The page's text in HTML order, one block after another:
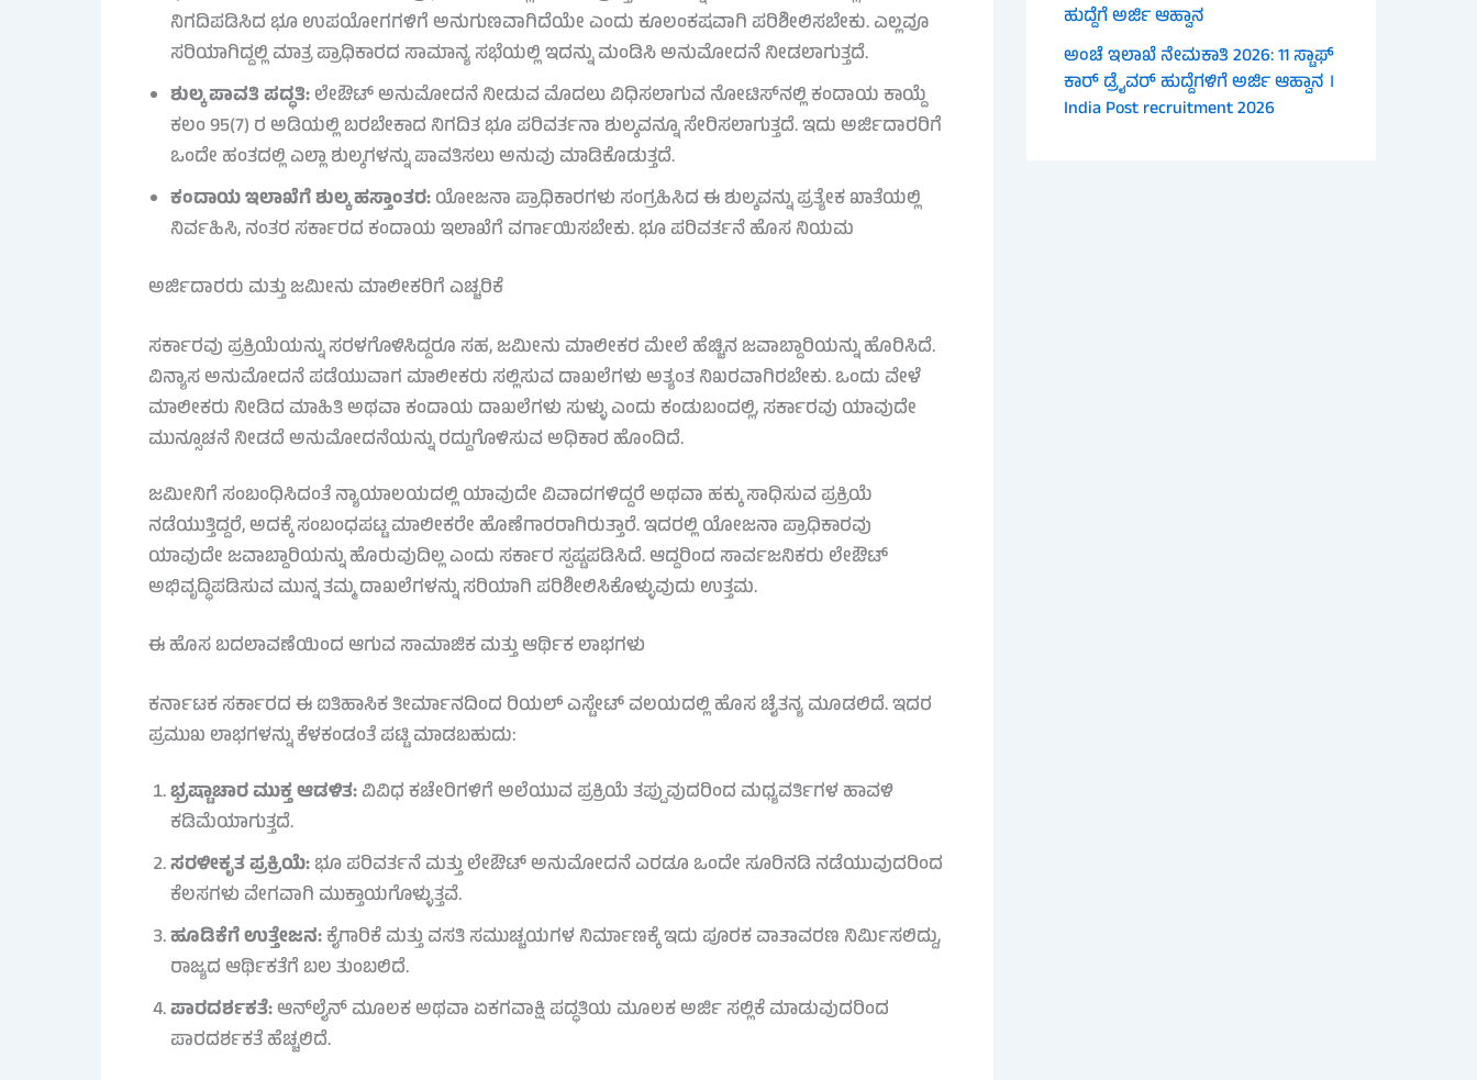
ನಿಗದಿಪಡಿಸಿದ ಭೂ ಉಪಯೋಗಗಳಿಗೆ ಅನುಗುಣವಾಗಿದೆಯೇ ಎಂದು ಕೂಲಂಕಷವಾಗಿ ಪರಿಶೀಲಿಸಬೇಕು. ಎಲ್ಲವೂ
ಸರಿಯಾಗಿದ್ದಲ್ಲಿ ಮಾತ್ರ ಪ್ರಾಧಿಕಾರದ ಸಾಮಾನ್ಯ ಸಭೆಯಲ್ಲಿ ಇದನ್ನು ಮಂಡಿಸಿ ಅನುಮೋದನೆ ನೀಡಲಾಗುತ್ತದೆ.
ಶುಲ್ಕ ಪಾವತಿ ಪದ್ಧತಿ:ಲೇಔಟ್ ಅನುಮೋದನೆ ನೀಡುವ ಮೊದಲು ವಿಧಿಸಲಾಗುವ ನೋಟಿಸ್‌ನಲ್ಲಿ ಕಂದಾಯ ಕಾಯ್ದೆ
ಕಲಂ 95(7) ರ ಅಡಿಯಲ್ಲಿ ಬರಬೇಕಾದ ನಿಗದಿತ ಭೂ ಪರಿವರ್ತನಾ ಶುಲ್ಕವನ್ನೂ ಸೇರಿಸಲಾಗುತ್ತದೆ. ಇದು ಅರ್ಜಿದಾರರಿಗೆ
ಒಂದೇ ಹಂತದಲ್ಲಿ ಎಲ್ಲಾ ಶುಲ್ಕಗಳನ್ನು ಪಾವತಿಸಲು ಅನುವು ಮಾಡಿಕೊಡುತ್ತದೆ.
ಕಂದಾಯ ಇಲಾಖೆಗೆ ಶುಲ್ಕ ಹಸ್ತಾಂತರ:ಯೋಜನಾ ಪ್ರಾಧಿಕಾರಗಳು ಸಂಗ್ರಹಿಸಿದ ಈ ಶುಲ್ಕವನ್ನು ಪ್ರತ್ಯೇಕ ಖಾತೆಯಲ್ಲಿ
ನಿರ್ವಹಿಸಿ, ನಂತರ ಸರ್ಕಾರದ ಕಂದಾಯ ಇಲಾಖೆಗೆ ವರ್ಗಾಯಿಸಬೇಕು. ಭೂ ಪರಿವರ್ತನೆ ಹೊಸ ನಿಯಮ
ಅರ್ಜಿದಾರರು ಮತ್ತು ಜಮೀನು ಮಾಲೀಕರಿಗೆ ಎಚ್ಚರಿಕೆ
ಸರ್ಕಾರವು ಪ್ರಕ್ರಿಯೆಯನ್ನು ಸರಳಗೊಳಿಸಿದ್ದರೂ ಸಹ, ಜಮೀನು ಮಾಲೀಕರ ಮೇಲೆ ಹೆಚ್ಚಿನ ಜವಾಬ್ದಾರಿಯನ್ನು ಹೊರಿಸಿದೆ.
ವಿನ್ಯಾಸ ಅನುಮೋದನೆ ಪಡೆಯುವಾಗ ಮಾಲೀಕರು ಸಲ್ಲಿಸುವ ದಾಖಲೆಗಳು ಅತ್ಯಂತ ನಿಖರವಾಗಿರಬೇಕು. ಒಂದು ವೇಳೆ
ಮಾಲೀಕರು ನೀಡಿದ ಮಾಹಿತಿ ಅಥವಾ ಕಂದಾಯ ದಾಖಲೆಗಳು ಸುಳ್ಳು ಎಂದು ಕಂಡುಬಂದಲ್ಲಿ, ಸರ್ಕಾರವು ಯಾವುದೇ
ಮುನ್ಸೂಚನೆ ನೀಡದೆ ಅನುಮೋದನೆಯನ್ನು ರದ್ದುಗೊಳಿಸುವ ಅಧಿಕಾರ ಹೊಂದಿದೆ.
ಜಮೀನಿಗೆ ಸಂಬಂಧಿಸಿದಂತೆ ನ್ಯಾಯಾಲಯದಲ್ಲಿ ಯಾವುದೇ ವಿವಾದಗಳಿದ್ದರೆ ಅಥವಾ ಹಕ್ಕು ಸಾಧಿಸುವ ಪ್ರಕ್ರಿಯೆ
ನಡೆಯುತ್ತಿದ್ದರೆ, ಅದಕ್ಕೆ ಸಂಬಂಧಪಟ್ಟ ಮಾಲೀಕರೇ ಹೊಣೆಗಾರರಾಗಿರುತ್ತಾರೆ. ಇದರಲ್ಲಿ ಯೋಜನಾ ಪ್ರಾಧಿಕಾರವು
ಯಾವುದೇ ಜವಾಬ್ದಾರಿಯನ್ನು ಹೊರುವುದಿಲ್ಲ ಎಂದು ಸರ್ಕಾರ ಸ್ಪಷ್ಟಪಡಿಸಿದೆ. ಆದ್ದರಿಂದ ಸಾರ್ವಜನಿಕರು ಲೇಔಟ್
ಅಭಿವೃದ್ಧಿಪಡಿಸುವ ಮುನ್ನ ತಮ್ಮ ದಾಖಲೆಗಳನ್ನು ಸರಿಯಾಗಿ ಪರಿಶೀಲಿಸಿಕೊಳ್ಳುವುದು ಉತ್ತಮ.
ಈ ಹೊಸ ಬದಲಾವಣೆಯಿಂದ ಆಗುವ ಸಾಮಾಜಿಕ ಮತ್ತು ಆರ್ಥಿಕ ಲಾಭಗಳು
ಕರ್ನಾಟಕ ಸರ್ಕಾರದ ಈ ಐತಿಹಾಸಿಕ ತೀರ್ಮಾನದಿಂದ ರಿಯಲ್ ಎಸ್ಟೇಟ್ ವಲಯದಲ್ಲಿ ಹೊಸ ಚೈತನ್ಯ ಮೂಡಲಿದೆ. ಇದರ
ಪ್ರಮುಖ ಲಾಭಗಳನ್ನು ಕೆಳಕಂಡಂತೆ ಪಟ್ಟಿ ಮಾಡಬಹುದು:
ಭ್ರಷ್ಟಾಚಾರ ಮುಕ್ತ ಆಡಳಿತ:ವಿವಿಧ ಕಚೇರಿಗಳಿಗೆ ಅಲೆಯುವ ಪ್ರಕ್ರಿಯೆ ತಪ್ಪುವುದರಿಂದ ಮಧ್ಯವರ್ತಿಗಳ ಹಾವಳಿ
ಕಡಿಮೆಯಾಗುತ್ತದೆ.
ಸರಳೀಕೃತ ಪ್ರಕ್ರಿಯೆ:ಭೂ ಪರಿವರ್ತನೆ ಮತ್ತು ಲೇಔಟ್ ಅನುಮೋದನೆ ಎರಡೂ ಒಂದೇ ಸೂರಿನಡಿ ನಡೆಯುವುದರಿಂದ
ಕೆಲಸಗಳು ವೇಗವಾಗಿ ಮುಕ್ತಾಯಗೊಳ್ಳುತ್ತವೆ.
ಹೂಡಿಕೆಗೆ ಉತ್ತೇಜನ:ಕೈಗಾರಿಕೆ ಮತ್ತು ವಸತಿ ಸಮುಚ್ಚಯಗಳ ನಿರ್ಮಾಣಕ್ಕೆ ಇದು ಪೂರಕ ವಾತಾವರಣ ನಿರ್ಮಿಸಲಿದ್ದು,
ರಾಜ್ಯದ ಆರ್ಥಿಕತೆಗೆ ಬಲ ತುಂಬಲಿದೆ.
ಪಾರದರ್ಶಕತೆ:ಆನ್‌ಲೈನ್ ಮೂಲಕ ಅಥವಾ ಏಕಗವಾಕ್ಷಿ ಪದ್ಧತಿಯ ಮೂಲಕ ಅರ್ಜಿ ಸಲ್ಲಿಕೆ ಮಾಡುವುದರಿಂದ
ಪಾರದರ್ಶಕತೆ ಹೆಚ್ಚಲಿದೆ.
ಹುದ್ದೆಗೆ ಅರ್ಜಿ ಆಹ್ವಾನ
ಅಂಚೆ ಇಲಾಖೆ ನೇಮಕಾತಿ 2026: 11 ಸ್ಟಾಫ್
ಕಾರ್ ಡ್ರೈವರ್ ಹುದ್ದೆಗಳಿಗೆ ಅರ್ಜಿ ಆಹ್ವಾನ ।
India Post recruitment 2026